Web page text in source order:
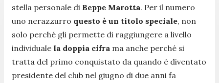
stella personale di Beppe Marotta. Per il numero
uno nerazzurro questo è un titolo speciale, non
solo perché gli permette di raggiungere a livello
individuale la doppia cifra ma anche perché si
tratta del primo conquistato da quando è diventato
presidente del club nel giugno di due anni fa